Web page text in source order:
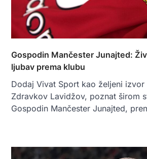
Gospodin Mančester Junajted:
ljubav prema klubu
Dodaj Vivat Sport kao željeni izvor
Zdravkov Lavidžov, poznat širom
Gospodin Mančester Junajted,